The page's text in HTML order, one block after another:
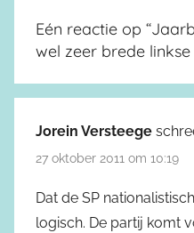
Eén reactie op “
wel zeer brede
Jorein Versteege
27 oktober 2011 om 10:19
Dat de SP
logisch. De partij komt